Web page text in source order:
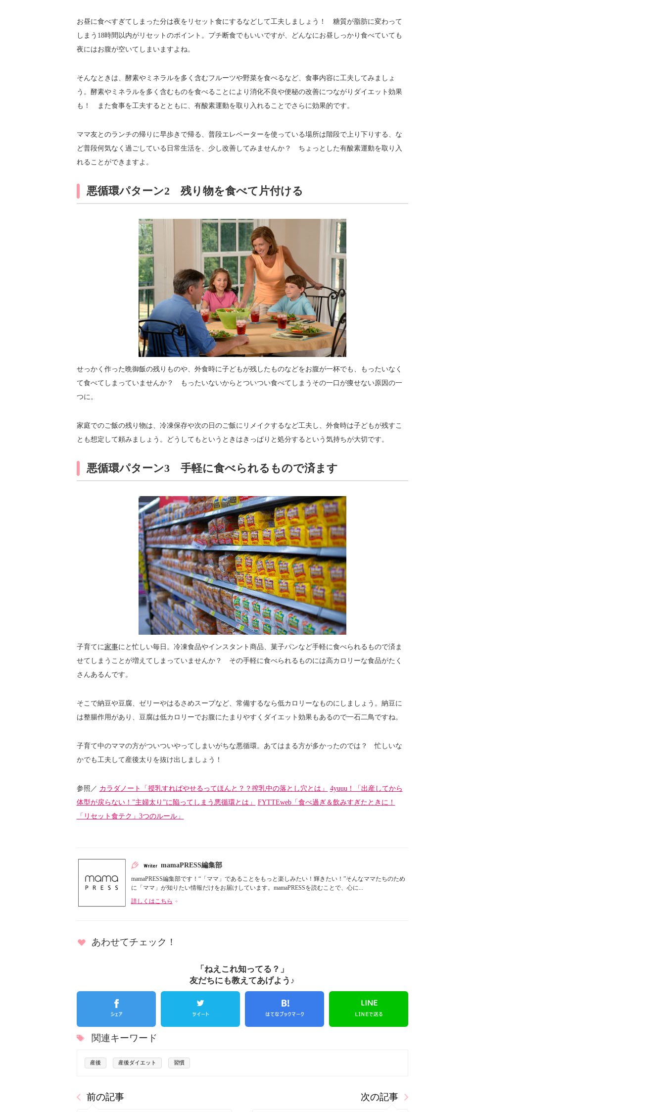
お昼に食べすぎてしまった分は夜をリセット食にするなどして工夫しましょう！ 糖質が脂肪に変わって
しまう18時間以内がリセットのポイント。プチ断食でもいいですが、どんなにお昼しっかり食べていても
夜にはお腹が空いてしまいますよね。
そんなときは、酵素やミネラルを多く含むフルーツや野菜を食べるなど、食事内容に工夫してみましょ
う。酵素やミネラルを多く含むものを食べることにより消化不良や便秘の改善につながりダイエット効果
も！ また食事を工夫するとともに、有酸素運動を取り入れることでさらに効果的です。
ママ友とのランチの帰りに早歩きで帰る、普段エレベーターを使っている場所は階段で上り下りする、な
ど普段何気なく過ごしている日常生活を、少し改善してみませんか？ ちょっとした有酸素運動を取り入
れることができますよ。
悪循環パターン2 残り物を食べて片付ける
せっかく作った晩御飯の残りものや、外食時に子どもが残したものなどをお腹が一杯でも、もったいなく
て食べてしまっていませんか？ もったいないからとついつい食べてしまうその一口が痩せない原因の一
つに。
家庭でのご飯の残り物は、冷凍保存や次の日のご飯にリメイクするなど工夫し、外食時は子どもが残すこ
とも想定して頼みましょう。どうしてもというときはきっぱりと処分するという気持ちが大切です。
悪循環パターン3 手軽に食べられるもので済ます
子育てに家事にと忙しい毎日。冷凍食品やインスタント商品、菓子パンなど手軽に食べられるもので済ま
せてしまうことが増えてしまっていませんか？ その手軽に食べられるものには高カロリーな食品がたく
さんあるんです。
そこで納豆や豆腐、ゼリーやはるさめスープなど、常備するなら低カロリーなものにしましょう。納豆に
は整腸作用があり、豆腐は低カロリーでお腹にたまりやすくダイエット効果もあるので一石二鳥ですね。
子育て中のママの方がついついやってしまいがちな悪循環。あてはまる方が多かったのでは？ 忙しいな
かでも工夫して産後太りを抜け出しましょう！
参照／ カラダノート「授乳すればやせるってほんと？？搾乳中の落とし穴とは」
4yuuu！「出産してから
体型が戻らない！”主婦太り”に陥ってしまう悪循環とは」
FYTTEweb「食べ過ぎ＆飲みすぎたときに！
「リセット食テク」3つのルール」
mamaPRESS編集部
mamaPRESS編集部です！“「ママ」であることをもっと楽しみたい！輝きたい！”そんなママたちのため
に「ママ」が知りたい情報だけをお届けしています。mamaPRESSを読むことで、心に...
詳しくはこちら
あわせてチェック！
「ねえこれ知ってる？」
友だちにも教えてあげよう♪
関連キーワード
産後 産後ダイエット 習慣
前の記事 次の記事